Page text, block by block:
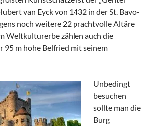
van Eyck von 1432 in der St. Bavo-
noch weitere 22 prachtvolle Altäre
Weltkulturerbe zählen auch die
95 m hohe Belfried mit seinem
Unbedingt
besuchen
sollte man die
Burg